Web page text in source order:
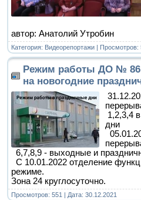
автор: Анатолий Утробин
Категория: Видеорепортажи | Просмотров:
Режим работы ДО №
на новогодние
1,2,3,4
дни
6,7,8,9 - выходные и
С 10.01.2022 отделение
режиме.
Зона 24 круглосуточно.
Просмотров: 551 | Дата: 30.12.2021